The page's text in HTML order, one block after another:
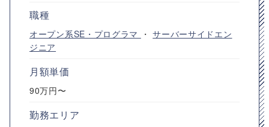
職種
オープン系SE・プログラマ ・サーバーサイドエン
ジニア
月額単価
90万円〜
勤務エリア